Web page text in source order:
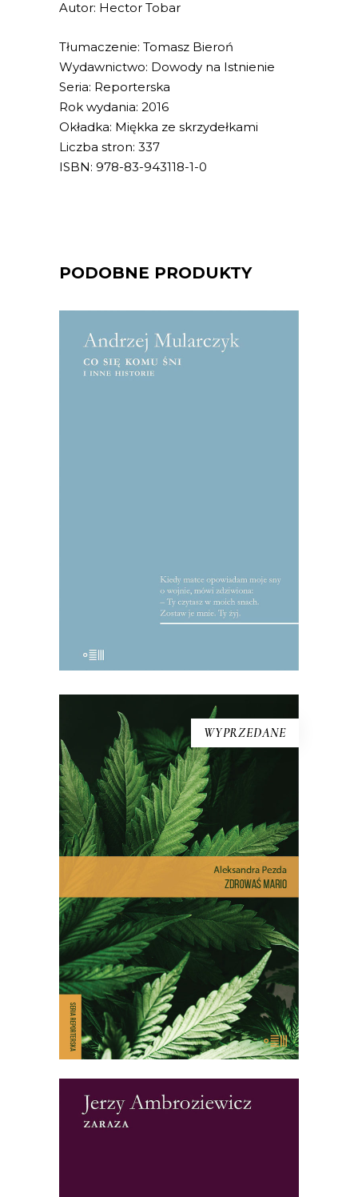
Autor: Hector Tobar
Tłumaczenie: Tomasz Bieroń
Wydawnictwo: Dowody na Istnienie
Seria: Reporterska
Rok wydania: 2016
Okładka: Miękka ze skrzydełkami
Liczba stron: 337
ISBN: 978-83-943118-1-0
PODOBNE PRODUKTY
[EBOOK] Andrzej Mularczyk – CO
SIĘ KOMU ŚNI I INNE
zł 22.50 zł
KSIĄŻKA DO KOSZYKA
WYPRZEDANE
[EBOOK] Aleksandra Pezda –
ZDROWAŚ MARIO. REPORTAŻE
O MEDYCZNEJ MARIHUANIE
Astma. Choroba Leśniowskiego-Crohna.
Padaczka lekooporna. Stwardnienie
rozsiane. Migrena. Nowotwory.
Przewlekłe bóle. Lista chorób, w
leczeniu których stosuje się medyczną
marihuanę, jest długa. Ale medyczna
marihuana to w Polsce temat tabu.
Większości kojarzy się z odurzaniem, nie
leczeniem. Teoretycznie od 2017 […]
[EBOOK] Jerzy Ambroziewicz –